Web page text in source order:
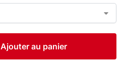
Ajouter au panier